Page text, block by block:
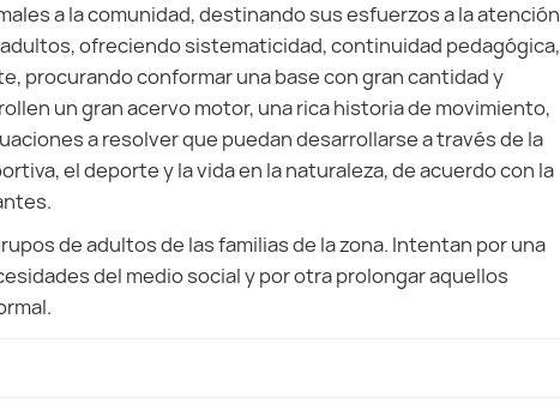
a la comunidad, destinando sus esfuerzos a la atención
ofreciendo sistematicidad, continuidad pedagógica,
procurando conformar una base con gran cantidad y
un gran acervo motor, una rica historia de movimiento,
a resolver que puedan desarrollarse a través de la
el deporte y la vida en la naturaleza, de acuerdo con la
de adultos de las familias de la zona. Intentan por una
del medio social y por otra prolongar aquellos